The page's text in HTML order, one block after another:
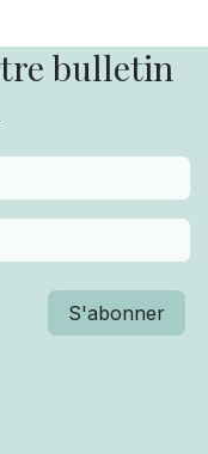
bulletin
S'abonner